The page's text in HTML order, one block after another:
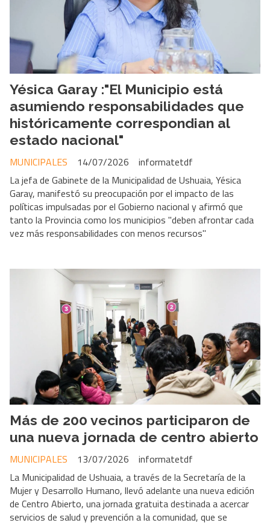
Yésica Garay :"El Municipio está
asumiendo responsabilidades que
históricamente correspondian al
estado nacional"
informatetdf
MUNICIPALES
14/07/2026
La jefa de Gabinete de la Municipalidad de Ushuaia, Yésica
Garay, manifestó su preocupación por el impacto de las
políticas impulsadas por el Gobierno nacional y afirmó que
tanto la Provincia como los municipios "deben afrontar cada
vez más responsabilidades con menos recursos"
Más de 200 vecinos participaron de
una nueva jornada de centro abierto
informatetdf
MUNICIPALES
13/07/2026
La Municipalidad de Ushuaia, a través de la Secretaría de la
Mujer y Desarrollo Humano, llevó adelante una nueva edición
de Centro Abierto, una jornada gratuita destinada a acercar
servicios de salud y prevención a la comunidad, que se